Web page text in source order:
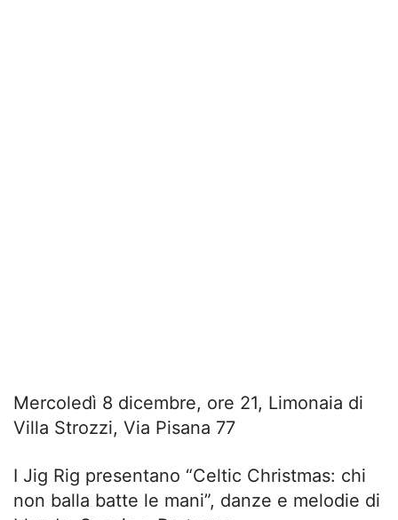
Mercoledì 8 dicembre, ore 21, Limonaia di
Villa Strozzi, Via Pisana 77
I Jig Rig presentano “Celtic Christmas: chi
non balla batte le mani”, danze e melodie di